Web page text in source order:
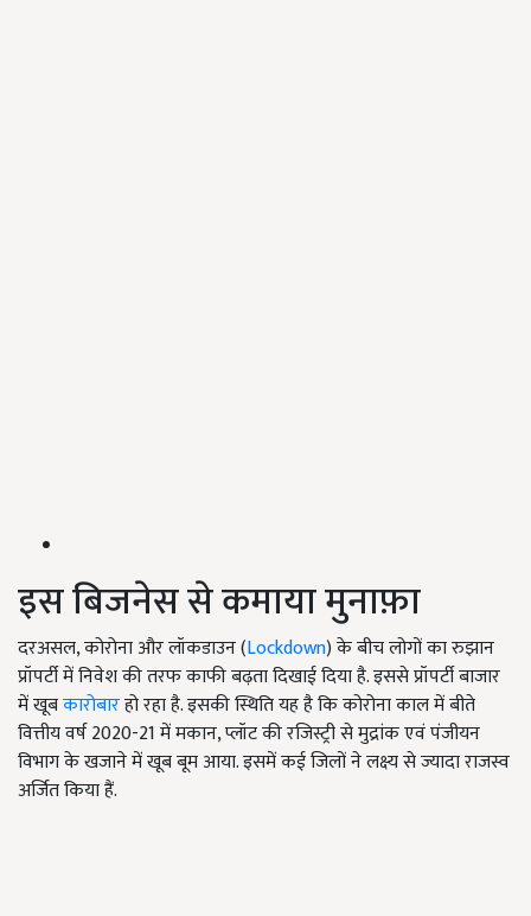
इस बिजनेस से कमाया मुनाफ़ा
दरअसल, कोरोना और लॉकडाउन (Lockdown) के बीच लोगों का रुझान
प्रॉपर्टी में निवेश की तरफ काफी बढ़ता दिखाई दिया है. इससे प्रॉपर्टी बाजार
में खूबकारोबारहो रहा है. इसकी स्थिति यह है कि कोरोना काल में बीते
वित्तीय वर्ष 2020-21 में मकान, प्लॉट की रजिस्ट्री से मुद्रांक एवं पंजीयन
विभाग के खजाने में खूब बूम आया. इसमें कई जिलों ने लक्ष्य से ज्यादा राजस्व
अर्जित किया हैं.